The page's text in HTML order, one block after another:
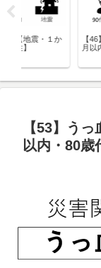
【46】うっ血性心不
月以内・90歳代・女
【53】う
以内・80歳